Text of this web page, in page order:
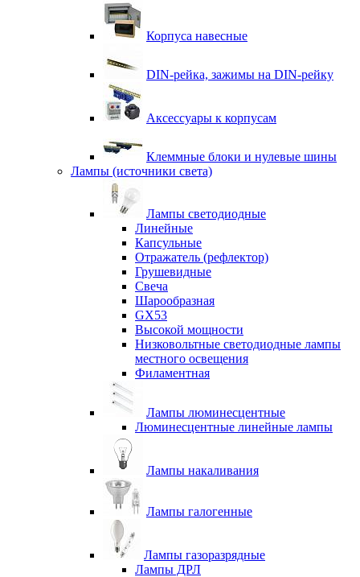
Корпуса навесные
DIN-рейка, зажимы на DIN-рейку
Аксессуары к корпусам
Клеммные блоки и нулевые шины
Лампы (источники света)
Лампы светодиодные
Линейные
Капсульные
Отражатель (рефлектор)
Грушевидные
Свеча
Шарообразная
GX53
Высокой мощности
Низковольтные светодиодные лампы
местного освещения
Филаментная
Лампы люминесцентные
Люминесцентные линейные лампы
Лампы накаливания
Лампы галогенные
Лампы газоразрядные
Лампы ДРЛ